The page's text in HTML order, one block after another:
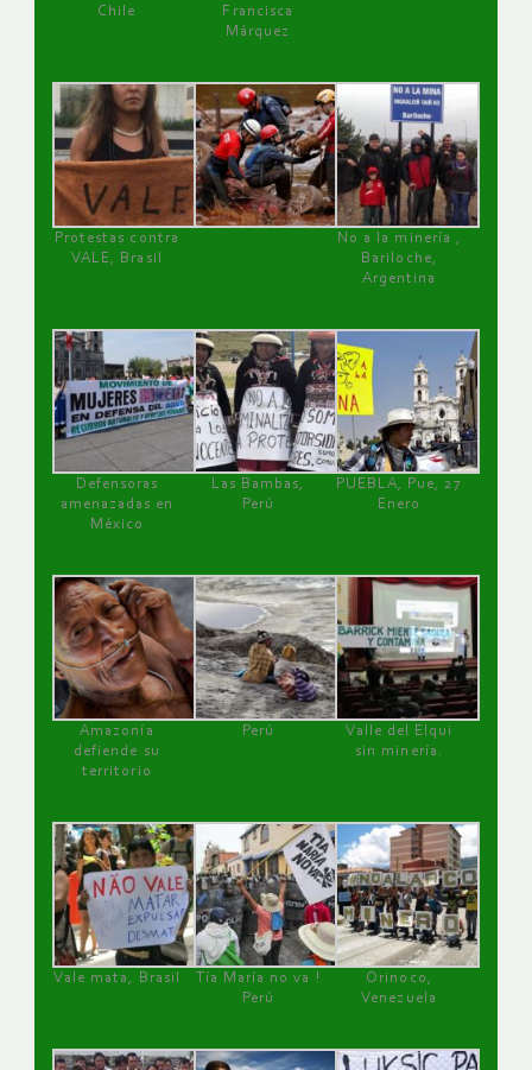
Chile
Francisca
Márquez
Protestas contra
VALE, Brasil
No a la minería ,
Bariloche,
Argentina
Defensoras
amenazadas en
México
Las Bambas,
Perú
PUEBLA, Pue, 27
Enero
Amazonía
defiende su
territorio
Perú
Valle del Elqui
sin minería.
Vale mata, Brasil
Tía María no va !
Perú
Orinoco,
Venezuela